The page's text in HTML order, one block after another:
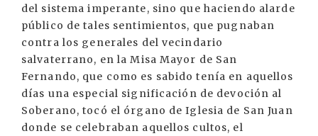
del sistema imperante, sino que haciendo alarde
público de tales sentimientos, que pugnaban
contra los generales del vecindario
salvaterrano, en la Misa Mayor de San
Fernando, que como es sabido tenía en aquellos
días una especial significación de devoción al
Soberano, tocó el órgano de Iglesia de San Juan
donde se celebraban aquellos cultos, el